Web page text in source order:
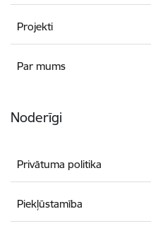
Projekti
Par mums
Noderīgi
Privātuma politika
Piekļūstamība